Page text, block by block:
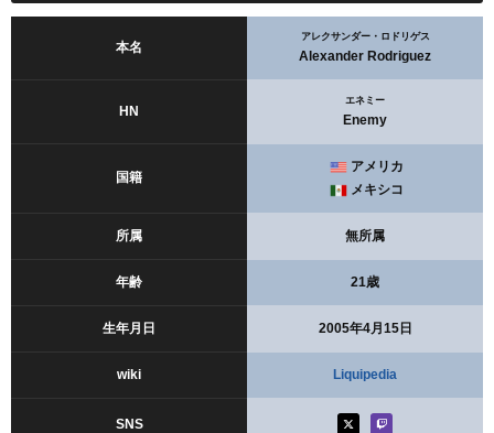
本名
アレクサンダー・ロドリゲス
Alexander Rodriguez
HN
エネミー
Enemy
国籍
アメリカ
メキシコ
所属 無所属
年齢 21歳
生年月日 2005年4月15日
wiki Liquipedia
SNS